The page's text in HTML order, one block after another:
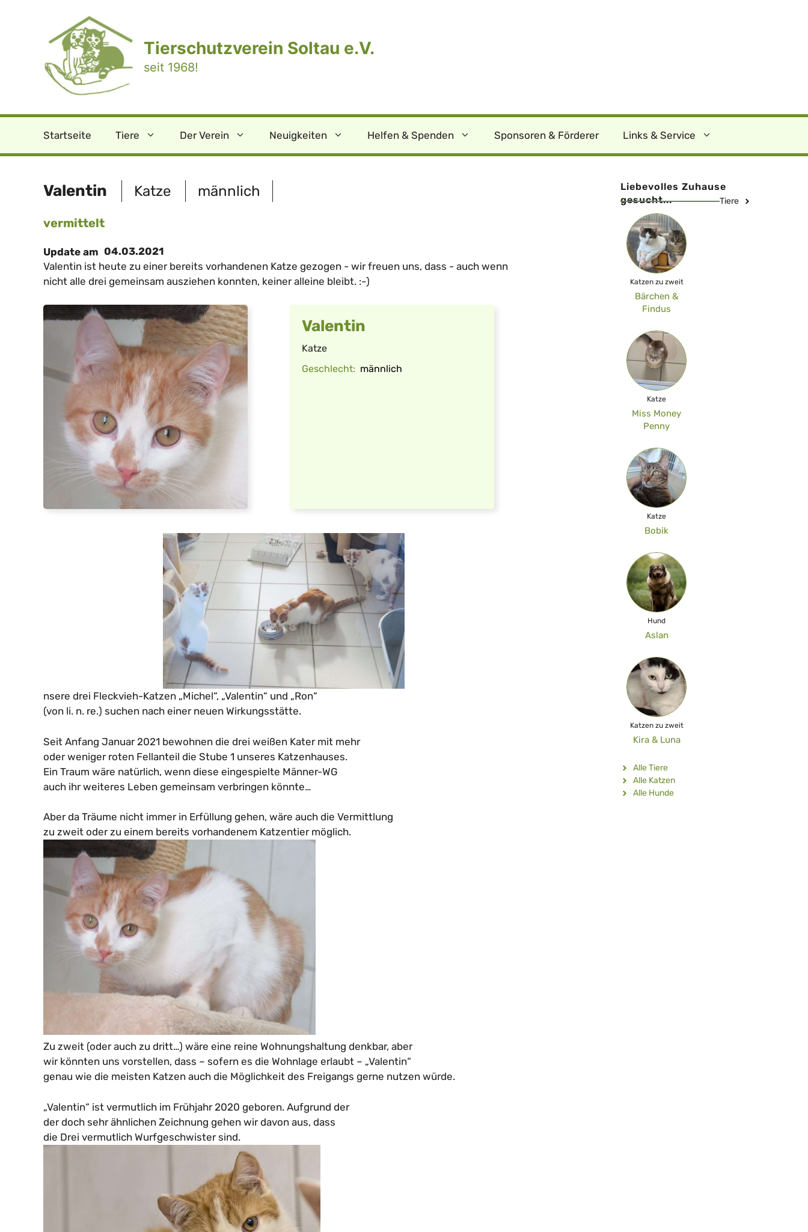
Tierschutzverein Soltau e.V.
seit 1968!
Startseite Tiere Der Verein Neuigkeiten Helfen & Spenden Sponsoren & Förderer Links & Service
Valentin Katze männlich
vermittelt
Update am 04.03.2021
Valentin ist heute zu einer bereits vorhandenen Katze gezogen - wir freuen uns, dass - auch wenn
nicht alle drei gemeinsam ausziehen konnten, keiner alleine bleibt. :-)
Valentin
Katze
Geschlecht: männlich
nsere drei Fleckvieh-Katzen „Michel“, „Valentin“ und „Ron“
(von li. n. re.) suchen nach einer neuen Wirkungsstätte.
Seit Anfang Januar 2021 bewohnen die drei weißen Kater mit mehr
oder weniger roten Fellanteil die Stube 1 unseres Katzenhauses.
Ein Traum wäre natürlich, wenn diese eingespielte Männer-WG
auch ihr weiteres Leben gemeinsam verbringen könnte…
Aber da Träume nicht immer in Erfüllung gehen, wäre auch die Vermittlung
zu zweit oder zu einem bereits vorhandenem Katzentier möglich.
Zu zweit (oder auch zu dritt…) wäre eine reine Wohnungshaltung denkbar, aber
wir könnten uns vorstellen, dass – sofern es die Wohnlage erlaubt – „Valentin“
genau wie die meisten Katzen auch die Möglichkeit des Freigangs gerne nutzen würde.
„Valentin“ ist vermutlich im Frühjahr 2020 geboren. Aufgrund der
der doch sehr ähnlichen Zeichnung gehen wir davon aus, dass
die Drei vermutlich Wurfgeschwister sind.
Liebevolles Zuhause
gesucht...
Tiere
Katzen zu zweit
Bärchen &
Findus
Katze
Miss Money
Penny
Katze
Bobik
Hund
Aslan
Katzen zu zweit
Kira & Luna
Alle Tiere
Alle Katzen
Alle Hunde